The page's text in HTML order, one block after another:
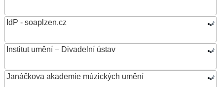
IdP - soaplzen.cz
Institut umění – Divadelní ústav
Janáčkova akademie múzických umění